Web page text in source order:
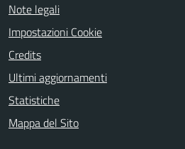
Note legali
Impostazioni Cookie
Credits
Ultimi aggiornamenti
Statistiche
Mappa del Sito